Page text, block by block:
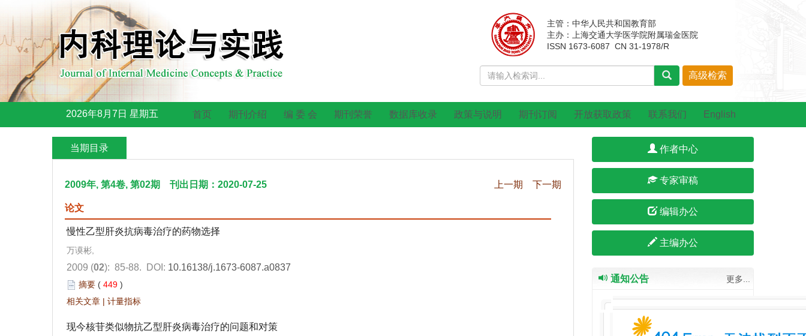
主管：中华人民共和国教育部
主办：上海交通大学医学院附属瑞金医院
ISSN 1673-6087 CN 31-1978/R
2026年8月7日 星期五 首页 期刊介绍 编 委 会 期刊荣誉 数据库收录 政策与说明 期刊订阅 开放获取政策 联系我们 English
当期目录
2009年, 第4卷, 第02期 刊出日期：2020-07-25 上一期 下一期
论文
慢性乙型肝炎抗病毒治疗的药物选择
万谟彬,
2009 (02): 85-88. DOI: 10.16138/j.1673-6087.a0837
摘要 ( 449 )
相关文章 | 计量指标
现今核苷类似物抗乙型肝炎病毒治疗的问题和对策
作者中心
专家审稿
编辑办公
主编办公
通知公告 更多...